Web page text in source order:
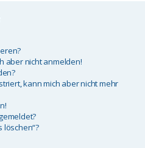
aber nicht anmelden!
kann mich aber nicht mehr
löschen“?